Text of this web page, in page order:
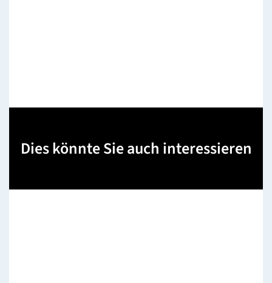
Dies könnte Sie auch interessieren